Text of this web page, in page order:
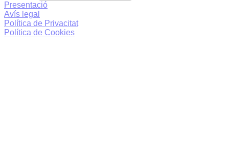
Presentació
Avís legal
Política de Privacitat
Política de Cookies